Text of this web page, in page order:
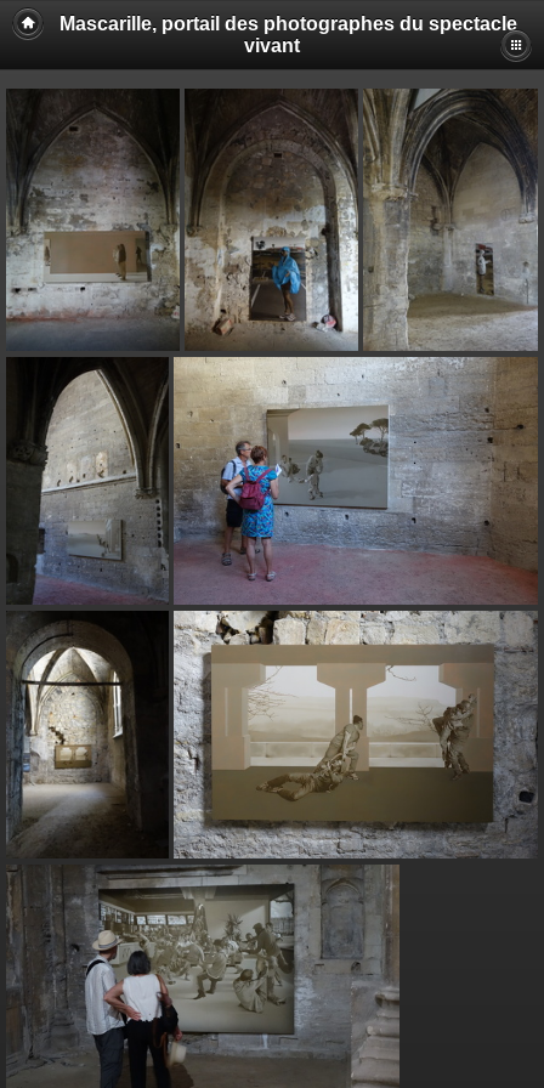
Mascarille, portail des photographes du spectacle
vivant